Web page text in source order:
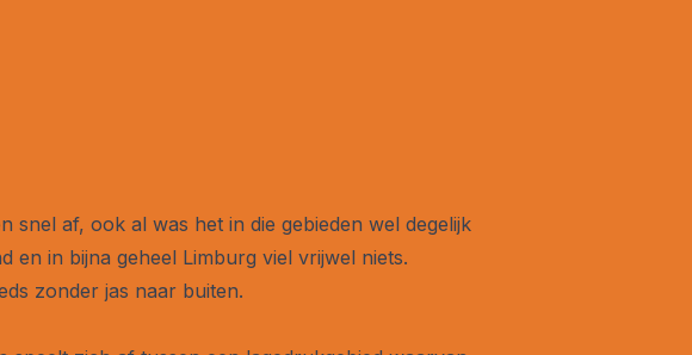
snel af, ook al was het in die gebieden wel degelijk
en in bijna geheel Limburg viel vrijwel niets.
zonder jas naar buiten.